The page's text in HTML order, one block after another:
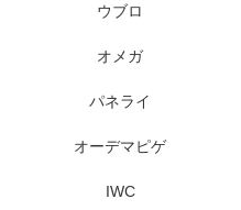
ウブロ
オメガ
パネライ
オーデマピゲ
IWC